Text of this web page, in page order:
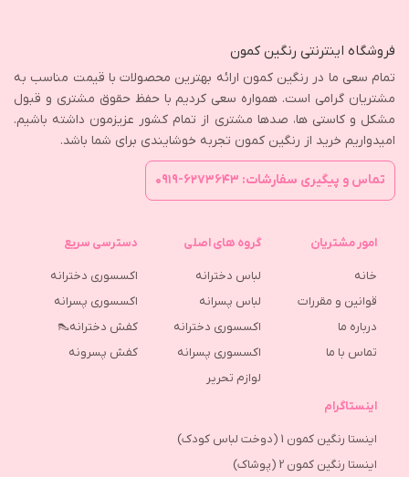
فروشگاه اینترنتی رنگین کمون
تمام سعی ما در رنگین کمون ارائه بهترین محصولات با قیمت مناسب به
مشتریان گرامی است. همواره سعی کردیم با حفظ حقوق مشتری و قبول
مشکل و کاستی ها، صدها مشتری از تمام کشور عزیزمون داشته باشیم.
امیدواریم خرید از رنگین کمون تجربه خوشایندی برای شما باشد.
تماس و پیگیری سفارشات: ۶۲۷۳۶۴۳-۰۹۱۹
امور مشتریان
خانه
قوانین و مقررات
درباره ما
تماس با ما
گروه های اصلی
لباس دخترانه
لباس پسرانه
اکسسوری دخترانه
اکسسوری پسرانه
لوازم تحریر
دسترسی سریع
اکسسوری دخترانه
اکسسوری پسرانه
کفش دخترانه👠
كفش پسرونه
اینستاگرام
اینستا رنگین کمون 1 (دوخت لباس کودک)
اینستا رنگین کمون 2 (پوشاک)